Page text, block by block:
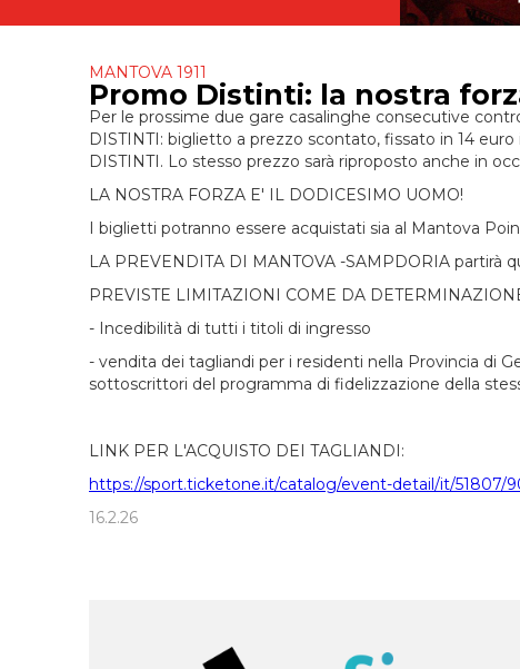
MANTOVA 1911
Promo Distinti: la nostra
Per le prossime due gare casalinghe consecutive
DISTINTI: biglietto a prezzo scontato, fissato in 14
DISTINTI. Lo stesso prezzo sarà riproposto anche in
LA NOSTRA FORZA E' IL DODICESIMO UOMO!
I biglietti potranno essere acquistati sia al Mantova
LA PREVENDITA DI MANTOVA -SAMPDORIA partirà
PREVISTE LIMITAZIONI COME DA
- Incedibilità di tutti i titoli di ingresso
- vendita dei tagliandi per i residenti nella Provincia di
sottoscrittori del programma di fidelizzazione della
LINK PER L'ACQUISTO DEI TAGLIANDI:
https://sport.ticketone.it/catalog/event-detail/it/51807/
16.2.26